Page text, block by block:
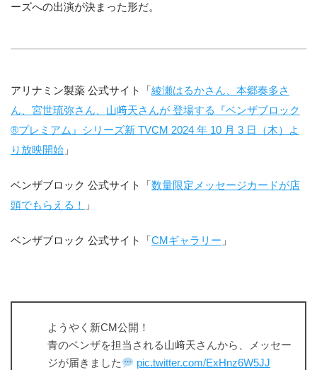
ーズへの出演が決まった形だ。
アリナミン製薬 公式サイト「 綾瀬はるかさん、本郷奏多さ
ん、宮世琉弥さん、⼭﨑天さんが 登場する『ベンザブロック
®プレミアム』シリーズ新 TVCM 2024 年 10 ⽉ 3 ⽇（⽊）よ
り放映開始 」
ベンザブロック 公式サイト「 数量限定メッセージカードが店
頭でもらえる！
」
ベンザブロック 公式サイト「 CMギャラリー 」
ようやく新CM公開！
青のベンザを担当される山﨑天さんから、メッセー
ジが届きました
pic.twitter.com/ExHnz6W5JJ